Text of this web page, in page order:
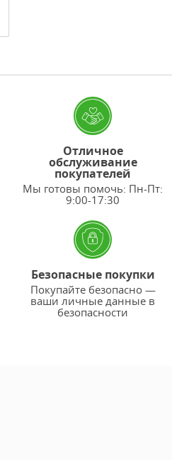
Отличное
обслуживание
покупателей
Мы готовы помочь: Пн-Пт:
9:00-17:30
Безопасные покупки
Покупайте безопасно —
ваши личные данные в
безопасности